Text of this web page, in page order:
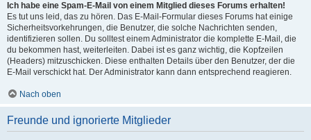
Ich habe eine Spam-E-Mail von einem Mitglied dieses Forums erhalten!
Es tut uns leid, das zu hören. Das E-Mail-Formular dieses Forums hat einige
Sicherheitsvorkehrungen, die Benutzer, die solche Nachrichten senden,
identifizieren sollen. Du solltest einem Administrator die komplette E-Mail, die
du bekommen hast, weiterleiten. Dabei ist es ganz wichtig, die Kopfzeilen
(Headers) mitzuschicken. Diese enthalten Details über den Benutzer, der die
E-Mail verschickt hat. Der Administrator kann dann entsprechend reagieren.
Nach oben
Freunde und ignorierte Mitglieder